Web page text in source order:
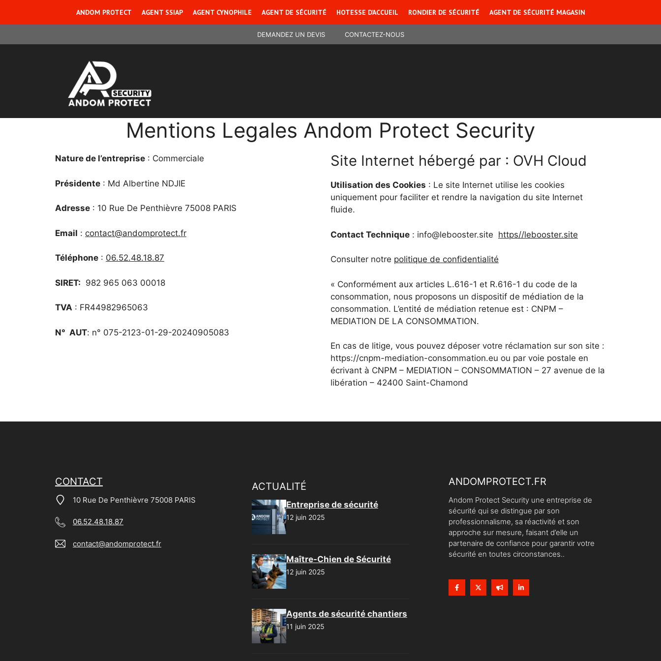
ANDOM PROTECT AGENT SSIAP AGENT CYNOPHILE AGENT DE SÉCURITÉ HOTESSE D’ACCUEIL RONDIER DE SÉCURITÉ AGENT DE SÉCURITÉ MAGASIN
DEMANDEZ UN DEVIS CONTACTEZ-NOUS
Mentions Legales Andom Protect Security
Nature de l’entreprise : Commerciale
Présidente : Md Albertine NDJIE
Adresse : 10 Rue De Penthièvre 75008 PARIS
Email : contact@andomprotect.fr
Téléphone : 06.52.48.18.87
SIRET: 982 965 063 00018
TVA : FR44982965063
N° AUT: n° 075-2123-01-29-20240905083
Site Internet hébergé par : OVH Cloud
Utilisation des Cookies : Le site Internet utilise les cookies
uniquement pour faciliter et rendre la navigation du site Internet
fluide.
Contact Technique : info@lebooster.site https//lebooster.site
Consulter notre politique de confidentialité
« Conformément aux articles L.616-1 et R.616-1 du code de la
consommation, nous proposons un dispositif de médiation de la
consommation. L’entité de médiation retenue est : CNPM –
MEDIATION DE LA CONSOMMATION.
En cas de litige, vous pouvez déposer votre réclamation sur son site :
https://cnpm-mediation-consommation.eu ou par voie postale en
écrivant à CNPM – MEDIATION – CONSOMMATION – 27 avenue de la
libération – 42400 Saint-Chamond
CONTACT
10 Rue De Penthièvre 75008 PARIS
06.52.48.18.87
contact@andomprotect.fr
ACTUALITÉ
Entreprise de sécurité
12 juin 2025
Maître-Chien de Sécurité
12 juin 2025
Agents de sécurité chantiers
11 juin 2025
ANDOMPROTECT.FR
Andom Protect Security une entreprise de
sécurité qui se distingue par son
professionnalisme, sa réactivité et son
approche sur mesure, faisant d’elle un
partenaire de confiance pour garantir votre
sécurité en toutes circonstances..